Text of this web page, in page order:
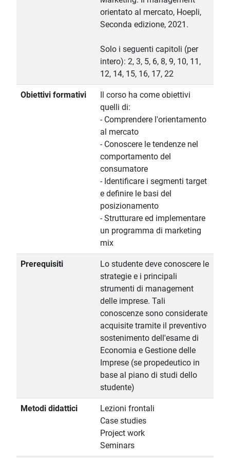
orientato al mercato, Hoepli,
Seconda edizione, 2021.
Solo i seguenti capitoli (per
intero): 2, 3, 5, 6, 8, 9, 10, 11,
12, 14, 15, 16, 17, 22
Obiettivi formativi
Il corso ha come obiettivi
quelli di:
- Comprendere l'orientamento
al mercato
- Conoscere le tendenze nel
comportamento del
consumatore
- Identificare i segmenti target
e definire le basi del
posizionamento
- Strutturare ed implementare
un programma di marketing
mix
Prerequisiti
Lo studente deve conoscere le
strategie e i principali
strumenti di management
delle imprese. Tali
conoscenze sono considerate
acquisite tramite il preventivo
sostenimento dell'esame di
Economia e Gestione delle
Imprese (se propedeutico in
base al piano di studi dello
studente)
Metodi didattici
Lezioni frontali
Case studies
Project work
Seminars